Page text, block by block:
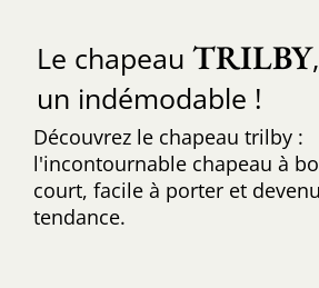
Le chapeau TRILBY,
un indémodable !
Découvrez le chapeau trilby :
l'incontournable chapeau à
court, facile à porter et
tendance.